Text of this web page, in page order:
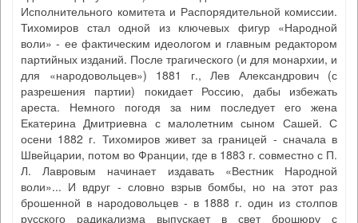
Исполнительного комитета и Распорядительной комиссии.
Тихомиров стал одной из ключевых фигур «Народной
воли» - ее фактическим идеологом и главным редактором
партийных изданий. После трагического (и для монархии, и
для «народовольцев») 1881 г., Лев Александрович (с
разрешения партии) покидает Россию, дабы избежать
ареста. Немного погодя за ним последует его жена
Екатерина Дмитриевна с малолетним сыном Сашей. С
осени 1882 г. Тихомиров живет за границей - сначала в
Швейцарии, потом во Франции, где в 1883 г. совместно с П.
Л. Лавровым начинает издавать «Вестник Народной
воли»... И вдруг - словно взрыв бомбы, но на этот раз
брошенной в народовольцев - в 1888 г. один из столпов
русского радикализма выпускает в свет брошюру с